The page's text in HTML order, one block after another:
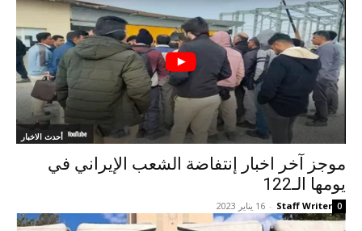
أحدث الاخبار
موجز آخر اخبار إنتفاضة الشعب الإيراني في
يومها الـ122
Staff Writer
- 16 يناير 2023 0